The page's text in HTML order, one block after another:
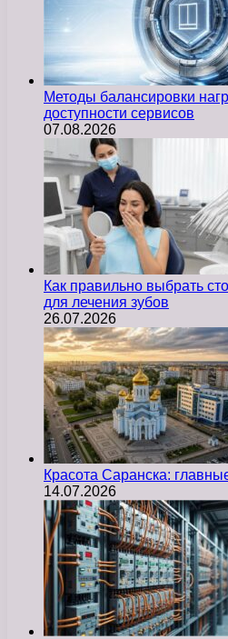
Методы балансировки
доступности сервисов
07.08.2026
Как правильно выбрать
для лечения зубов
26.07.2026
Красота Саранска:
14.07.2026